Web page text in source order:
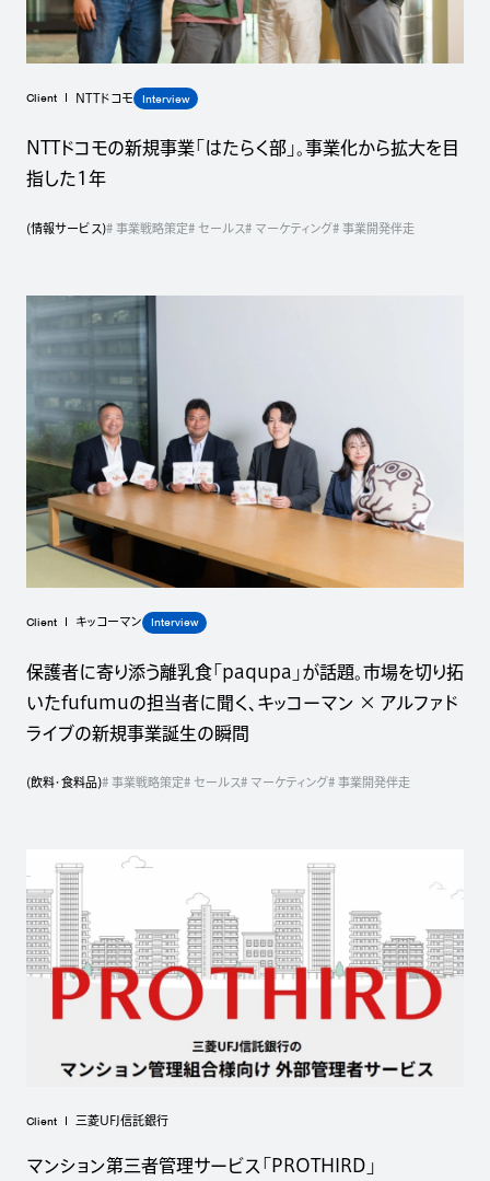
Client NTTドコモ Interview
NTTドコモの新規事業「はたらく部」。事業化から拡大を目
指した1年
(情報サービス)# 事業戦略策定# セールス# マーケティング# 事業開発伴走
Client キッコーマン Interview
保護者に寄り添う離乳食「paqupa」が話題。市場を切り拓
いたfufumuの担当者に聞く、キッコーマン × アルファド
ライブの新規事業誕生の瞬間
(飲料・食料品)# 事業戦略策定# セールス# マーケティング# 事業開発伴走
Client 三菱UFJ信託銀行
マンション第三者管理サービス「PROTHIRD」